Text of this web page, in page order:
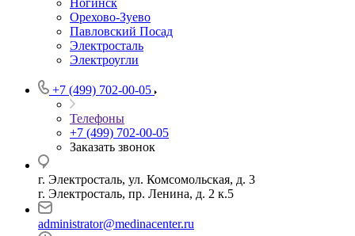
Ногинск
Орехово-Зуево
Павловский Посад
Электросталь
Электроугли
+7 (499) 702-00-05
Телефоны
+7 (499) 702-00-05
Заказать звонок
г. Электросталь, ул. Комсомольская, д. 3
г. Электросталь, пр. Ленина, д. 2 к.5
administrator@medinacenter.ru